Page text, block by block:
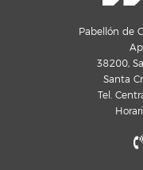
Pabellón de
38200,
Santa
Tel.